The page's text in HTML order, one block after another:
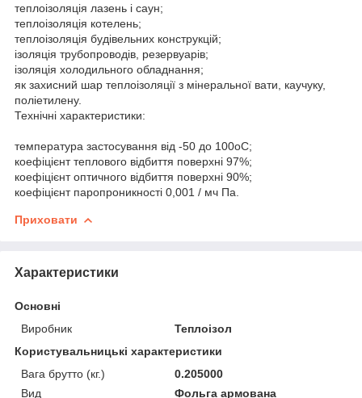
теплоізоляція лазень і саун;
теплоізоляція котелень;
теплоізоляція будівельних конструкцій;
ізоляція трубопроводів, резервуарів;
ізоляція холодильного обладнання;
як захисний шар теплоізоляції з мінеральної вати, каучуку,
поліетилену.
Технічні характеристики:
температура застосування від -50 до 100оC;
коефіцієнт теплового відбиття поверхні 97%;
коефіцієнт оптичного відбиття поверхні 90%;
коефіцієнт паропроникності 0,001 / мч Па.
Приховати
Характеристики
Основні
Виробник
Теплоізол
Користувальницькі характеристики
Вага брутто (кг.)
0.205000
Вид
Фольга армована